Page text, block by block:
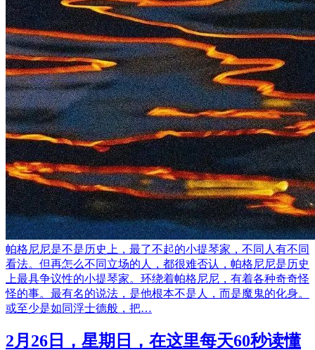
帕格尼尼是不是历史上，最了不起的小提琴家，不同人有不同
看法。但再怎么不同立场的人，都很难否认，帕格尼尼是历史
上最具争议性的小提琴家。环绕着帕格尼尼，有着各种奇奇怪
怪的事。最有名的说法，是他根本不是人，而是魔鬼的化身。
或至少是如同浮士德般，把…
2月26日，星期日，在这里每天60秒读懂